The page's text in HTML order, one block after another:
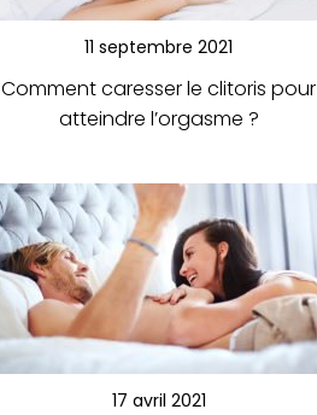
11 septembre 2021
Comment caresser le clitoris pour
atteindre l’orgasme ?
17 avril 2021